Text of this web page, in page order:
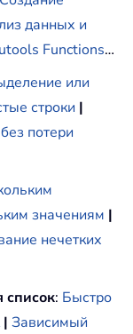
данных и
Functions…
или
строки |
потери
значениям |
нечетких
: Быстро
| Зависимый